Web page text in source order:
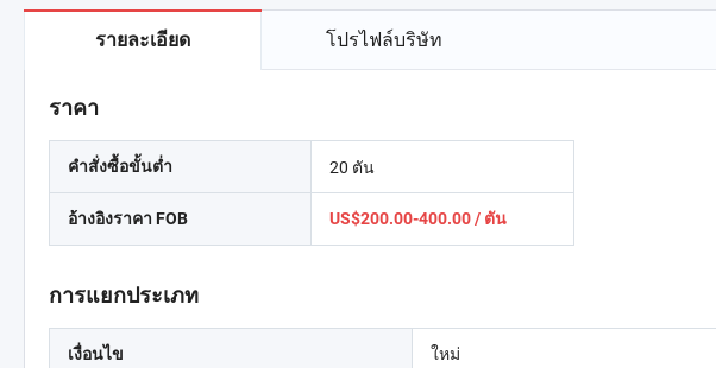
รายละเอียด โปรไฟล์บริษัท
ราคา
คำสั่งซื้อขั้นต่ำ
อ้างอิงราคา FOB
20 ตัน
US$200.00-400.00 / ตัน
การแยกประเภท
เงื่อนไข ใหม่